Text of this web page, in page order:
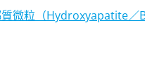
微粒（Hydroxyapatite／